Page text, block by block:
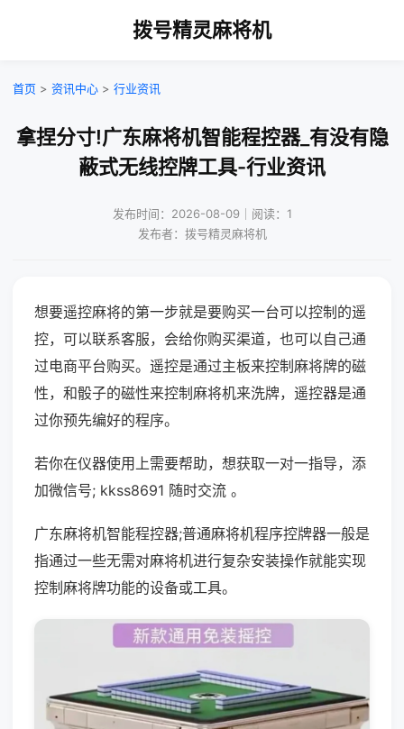
拨号精灵麻将机
首页 > 资讯中心 > 行业资讯
拿捏分寸!广东麻将机智能程控器_有没有隐
蔽式无线控牌工具-行业资讯
发布时间：2026-08-09｜阅读：1
发布者：拨号精灵麻将机
想要遥控麻将的第一步就是要购买一台可以控制的遥
控，可以联系客服，会给你购买渠道，也可以自己通
过电商平台购买。遥控是通过主板来控制麻将牌的磁
性，和骰子的磁性来控制麻将机来洗牌，遥控器是通
过你预先编好的程序。
若你在仪器使用上需要帮助，想获取一对一指导，添
加微信号; kkss8691 随时交流 。
广东麻将机智能程控器;普通麻将机程序控牌器一般是
指通过一些无需对麻将机进行复杂安装操作就能实现
控制麻将牌功能的设备或工具。